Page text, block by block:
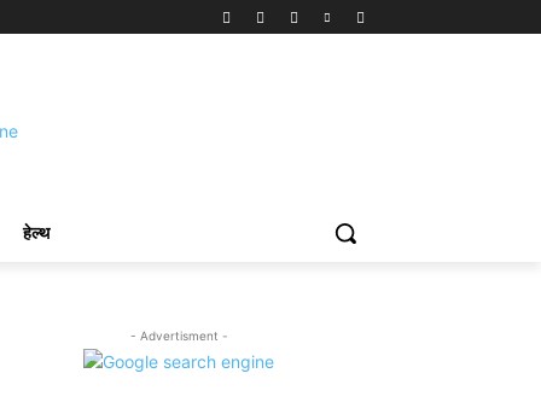
हेल्थ
- Advertisment -